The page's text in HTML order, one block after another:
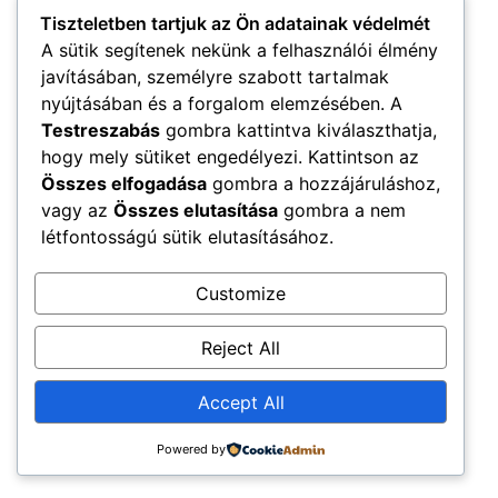
Church Home
Mega Menu
Minden jog fenntartva
Tiszteletben tartjuk az Ön adatainak védelmét
A sütik segítenek nekünk a felhasználói élmény
javításában, személyre szabott tartalmak
nyújtásában és a forgalom elemzésében. A
Testreszabás gombra kattintva kiválaszthatja,
hogy mely sütiket engedélyezi. Kattintson az
Összes elfogadása gombra a hozzájáruláshoz,
vagy az Összes elutasítása gombra a nem
létfontosságú sütik elutasításához.
Customize
Reject All
Accept All
Powered by